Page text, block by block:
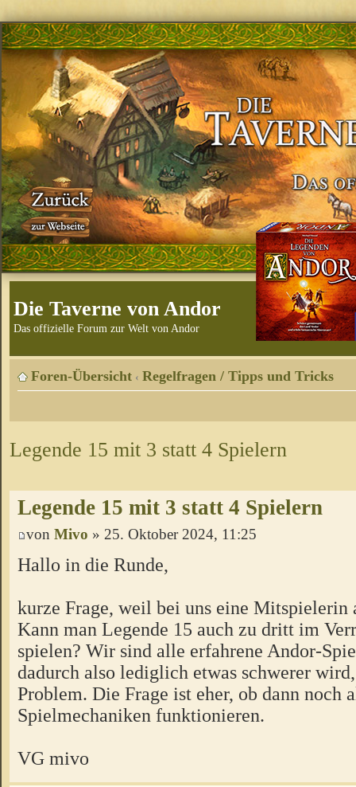
Die Taverne von Andor
Das offizielle Forum zur Welt von Andor
Foren-Übersicht ‹ Regelfragen / Tipps und Tricks
Legende 15 mit 3 statt 4 Spielern
Legende 15 mit 3 statt 4 Spielern
von Mivo » 25. Oktober 2024, 11:25
Hallo in die Runde,
kurze Frage, weil bei uns eine Mitspielerin
Kann man Legende 15 auch zu dritt im
spielen? Wir sind alle erfahrene Andor-
dadurch also lediglich etwas schwerer
Problem. Die Frage ist eher, ob dann noch
Spielmechaniken funktionieren.
VG mivo